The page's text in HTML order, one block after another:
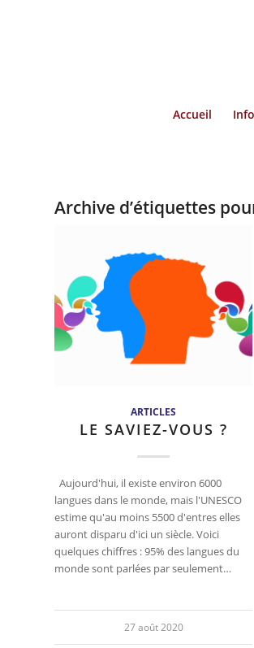
Accueil
Archive d’étiquettes
ARTICLES
LE SAVIEZ-VOUS ?
Aujourd'hui, il existe environ 6000
langues dans le monde, mais l'UNESCO
estime qu'au moins 5500 d'entres elles
auront disparu d'ici un siècle. Voici
quelques chiffres : 95% des langues du
monde sont parlées par seulement…
27 août 2020